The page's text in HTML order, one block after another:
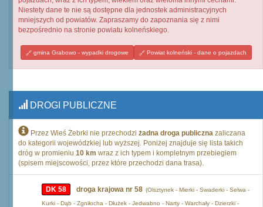
Niestety dane te nie są dostępne dla jednostek administracyjnych
mniejszych od powiatów. Zapraszamy do zapoznania się z nimi
bezpośrednio na stronie powiatu kolneńskiego.
gmina Grabowo - wypadki drogowe Powiat kolneński - dane o pojazdach
DROGI PUBLICZNE
Przez Wieś Żebrki nie przechodzi żadna droga publiczna zaliczana
do kategorii wojewódzkiej lub wyższej. Poniżej znajduje się lista takich
dróg w promieniu 10 km wraz z ich typem i kompletnym przebiegiem
(spisem miejscowości, przez które przechodzi dana trasa).
DK 58 droga krajowa nr 58 (Olsztynek - Mierki - Swaderki - Selwa -
Kurki - Dąb - Zgniłocha - Dłużek - Jedwabno - Narty - Warchały - Dzierzki -